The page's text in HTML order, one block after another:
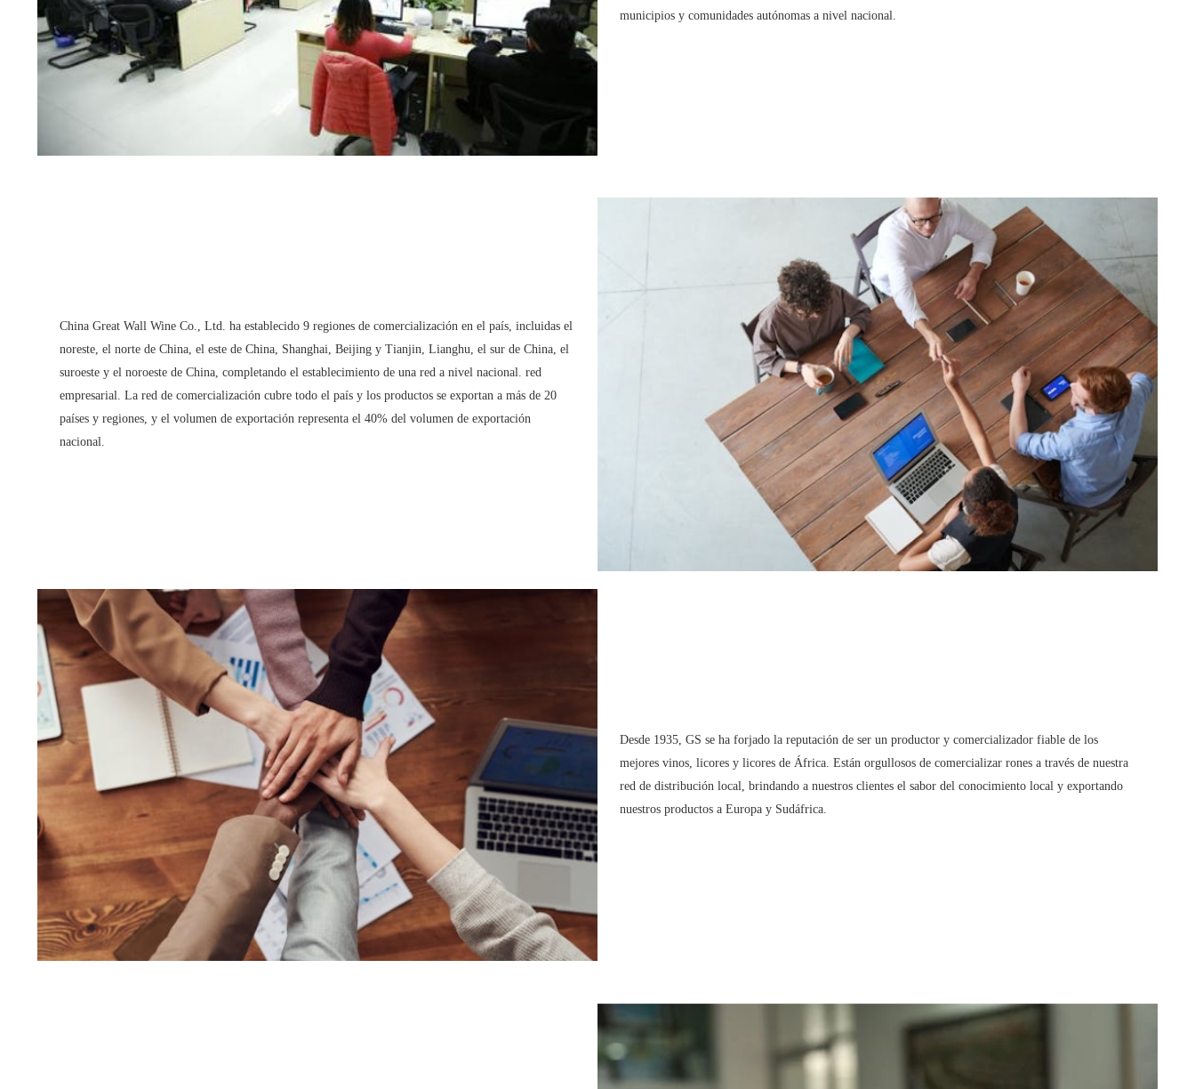
municipios y comunidades autónomas a nivel nacional.
China Great Wall Wine Co., Ltd. ha establecido 9 regiones de comercialización en el país, incluidas el
noreste, el norte de China, el este de China, Shanghai, Beijing y Tianjin, Lianghu, el sur de China, el
suroeste y el noroeste de China, completando el establecimiento de una red a nivel nacional. red
empresarial. La red de comercialización cubre todo el país y los productos se exportan a más de 20
países y regiones, y el volumen de exportación representa el 40% del volumen de exportación
nacional.
Desde 1935, GS se ha forjado la reputación de ser un productor y comercializador fiable de los
mejores vinos, licores y licores de África. Están orgullosos de comercializar rones a través de nuestra
red de distribución local, brindando a nuestros clientes el sabor del conocimiento local y exportando
nuestros productos a Europa y Sudáfrica.